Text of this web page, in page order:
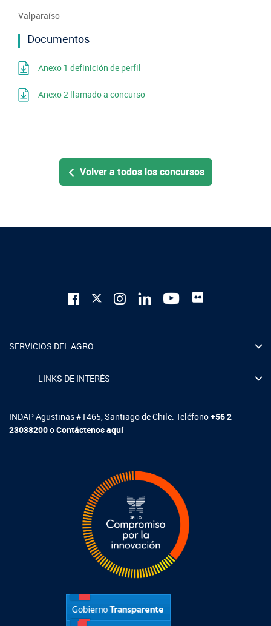
Valparaíso
Documentos
Anexo 1 definición de perfil
Anexo 2 llamado a concurso
Volver a todos los concursos
SERVICIOS DEL AGRO
LINKS DE INTERÉS
INDAP Agustinas #1465, Santiago de Chile. Teléfono+56 2
23038200oContáctenos aquí